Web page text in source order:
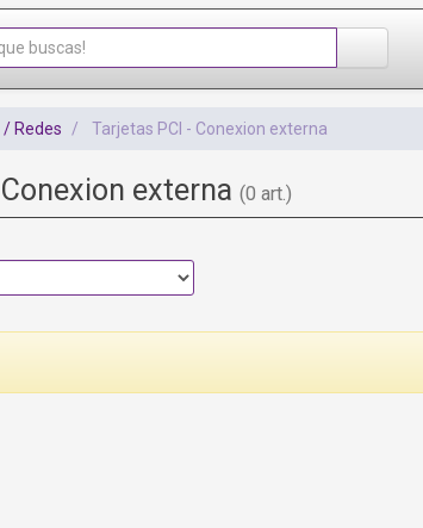
Redes Tarjetas PCI - Conexion externa
externa (0 art.)